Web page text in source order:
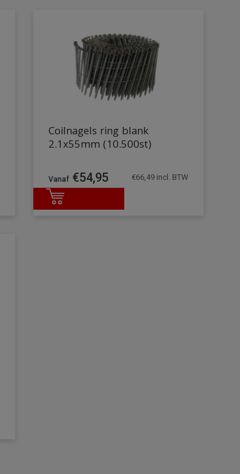
Coilnagels ring blank
2.1x55mm (10.500st)
€54,95 €66,49incl. BTW